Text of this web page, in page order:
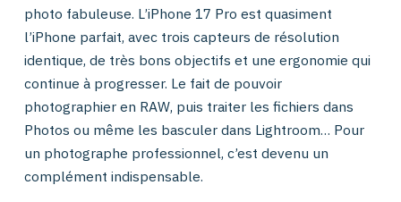
photo fabuleuse. L’iPhone 17 Pro est quasiment
l’iPhone parfait, avec trois capteurs de résolution
identique, de très bons objectifs et une ergonomie qui
continue à progresser. Le fait de pouvoir
photographier en RAW, puis traiter les fichiers dans
Photos ou même les basculer dans Lightroom… Pour
un photographe professionnel, c’est devenu un
complément indispensable.